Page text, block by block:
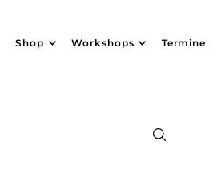
Shop Workshops Termine